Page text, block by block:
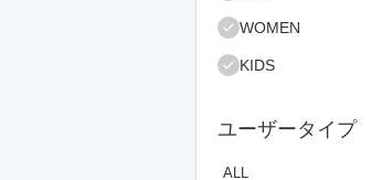
WOMEN
KIDS
ユーザータイプ
ALL